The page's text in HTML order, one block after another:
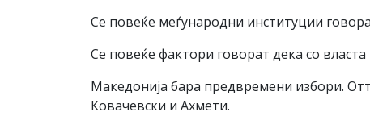
Се повеќе меѓународни институции
Се повеќе фактори говорат дека со
Македонија бара предвремени избори.
Ковачевски и Ахмети.